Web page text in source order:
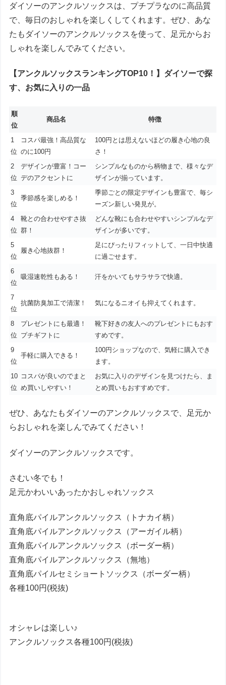
ダイソーのアンクルソックスは、プチプラなのに高品質
で、毎日のおしゃれを楽しくしてくれます。ぜひ、あな
たもダイソーのアンクルソックスを使って、足元からお
しゃれを楽しんでみてください。
【アンクルソックスランキングTOP10！】ダイソーで探
す、お気に入りの一品
順
位
商品名 特徴
1
位
コスパ最強！高品質な
のに100円
100円とは思えないほどの履き心地の良
さ！
2
位
デザインが豊富！コー
デのアクセントに
シンプルなものから柄物まで、様々なデ
ザインが揃っています。
3
位
季節感を楽しめる！
季節ごとの限定デザインも豊富で、毎シ
ーズン新しい発見が。
4
位
靴との合わせやすさ抜
群！
どんな靴にも合わせやすいシンプルなデ
ザインが多いです。
5
位
履き心地抜群！
足にぴったりフィットして、一日中快適
に過ごせます。
6
位
吸湿速乾性もある！ 汗をかいてもサラサラで快適。
7
位
抗菌防臭加工で清潔！ 気になるニオイも抑えてくれます。
8
位
プレゼントにも最適！
プチギフトに
靴下好きの友人へのプレゼントにもおす
すめです。
9
位
手軽に購入できる！
100円ショップなので、気軽に購入でき
ます。
10
位
コスパが良いのでまと
め買いしやすい！
お気に入りのデザインを見つけたら、ま
とめ買いもおすすめです。
ぜひ、あなたもダイソーのアンクルソックスで、足元か
らおしゃれを楽しんでみてください！
ダイソーのアンクルソックスです。
さむい冬でも！
足元かわいいあったかおしゃれソックス
直角底パイルアンクルソックス（トナカイ柄）
直角底パイルアンクルソックス（アーガイル柄）
直角底パイルアンクルソックス（ボーダー柄）
直角底パイルアンクルソックス（無地）
直角底パイルセミショートソックス（ボーダー柄）
各種100円(税抜)
オシャレは楽しい♪
アンクルソックス各種100円(税抜)